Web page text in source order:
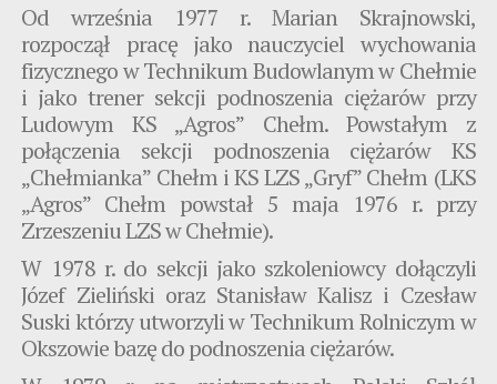
Od września 1977 r. Marian Skrajnowski,
rozpoczął pracę jako nauczyciel wychowania
fizycznego w Technikum Budowlanym w Chełmie
i jako trener sekcji podnoszenia ciężarów przy
Ludowym KS „Agros” Chełm. Powstałym z
połączenia sekcji podnoszenia ciężarów KS
„Chełmianka” Chełm i KS LZS „Gryf” Chełm (LKS
„Agros” Chełm powstał 5 maja 1976 r. przy
Zrzeszeniu LZS w Chełmie).
W 1978 r. do sekcji jako szkoleniowcy dołączyli
Józef Zieliński oraz Stanisław Kalisz i Czesław
Suski którzy utworzyli w Technikum Rolniczym w
Okszowie bazę do podnoszenia ciężarów.